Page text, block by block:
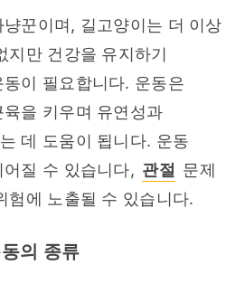
꾼이며, 길고양이는 더 이상
지만 건강을 유지하기
이 필요합니다. 운동은
을 키우며 유연성과
데 도움이 됩니다. 운동
질 수 있습니다, 관절
문제
험에 노출될 수 있습니다.
의 종류